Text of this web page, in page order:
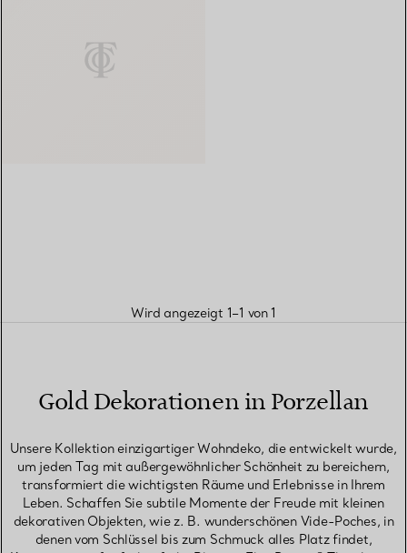
Wird angezeigt 1–1 von 1
Gold Dekorationen in Porzellan
Unsere Kollektion einzigartiger Wohndeko, die entwickelt wurde,
um jeden Tag mit außergewöhnlicher Schönheit zu bereichern,
transformiert die wichtigsten Räume und Erlebnisse in Ihrem
Leben. Schaffen Sie subtile Momente der Freude mit kleinen
dekorativen Objekten, wie z. B. wunderschönen Vide-Poches, in
denen vom Schlüssel bis zum Schmuck alles Platz findet,